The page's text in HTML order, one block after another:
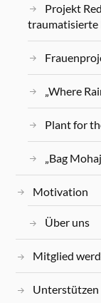
Projekt
traumatisierte
„Where
Plant for
„Bag
Motivation
Über uns
Mitglied
Unterstützen